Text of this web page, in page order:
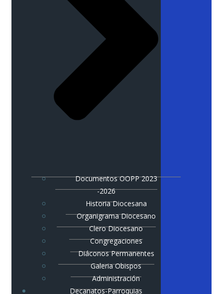
Documentos OOPP 2023
-2026
Historia Diocesana
Organigrama Diocesano
Clero Diocesano
Congregaciones
Diáconos Permanentes
Galeria Obispos
Administración
Decanatos-Parroquias